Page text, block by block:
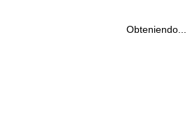
Obteniendo...